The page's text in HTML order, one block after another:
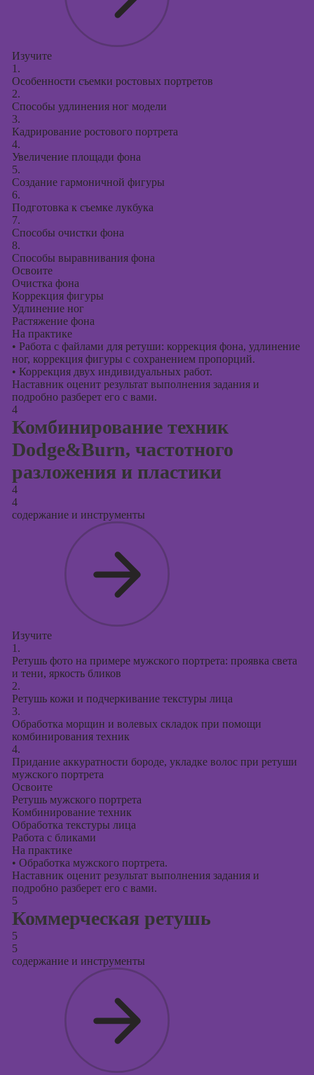
Изучите
1.
Особенности съемки ростовых портретов
2.
Способы удлинения ног модели
3.
Кадрирование ростового портрета
4.
Увеличение площади фона
5.
Создание гармоничной фигуры
6.
Подготовка к съемке лукбука
7.
Способы очистки фона
8.
Способы выравнивания фона
Освоите
Очистка фона
Коррекция фигуры
Удлинение ног
Растяжение фона
На практике
• Работа с файлами для ретуши: коррекция фона, удлинение
ног, коррекция фигуры с сохранением пропорций.
• Коррекция двух индивидуальных работ.
Наставник оценит результат выполнения задания и
подробно разберет его с вами.
4
Комбинирование техник
Dodge&Burn, частотного
разложения и пластики
4
4
содержание и инструменты
Изучите
1.
Ретушь фото на примере мужского портрета: проявка света
и тени, яркость бликов
2.
Ретушь кожи и подчеркивание текстуры лица
3.
Обработка морщин и волевых складок при помощи
комбинирования техник
4.
Придание аккуратности бороде, укладке волос при ретуши
мужского портрета
Освоите
Ретушь мужского портрета
Комбинирование техник
Обработка текстуры лица
Работа с бликами
На практике
• Обработка мужского портрета.
Наставник оценит результат выполнения задания и
подробно разберет его с вами.
5
Коммерческая ретушь
5
5
содержание и инструменты